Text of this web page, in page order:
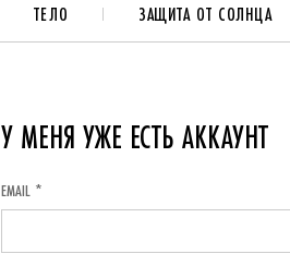
ТЕЛО ЗАЩИТА ОТ СОЛНЦА
У МЕНЯ УЖЕ ЕСТЬ АККАУНТ
EMAIL *